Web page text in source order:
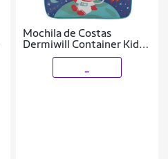
Mochila de Costas
Dermiwill Container Kids
Astronauta Azul